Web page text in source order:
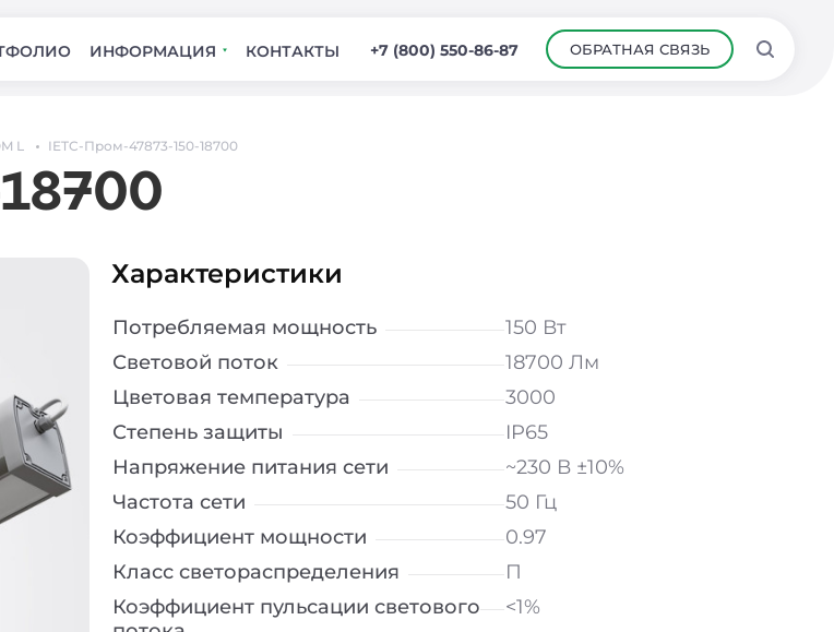
ИНФОРМАЦИЯ КОНТАКТЫ +7 (800) 550-86-87 ОБРАТНАЯ СВЯЗЬ
L IETC-Пром-47873-150-18700
Характеристики
Потребляемая мощность
150 Вт
Световой поток
18700 Лм
Цветовая температура
3000
Степень защиты
IP65
Напряжение питания сети
~230 В ±10%
Частота сети
50 Гц
Коэффициент мощности
0.97
Класс светораспределения
П
Коэффициент пульсации светового
<1%